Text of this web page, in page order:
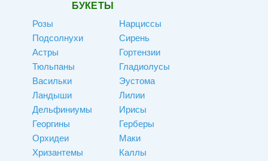
БУКЕТЫ
Розы
Подсолнухи
Астры
Тюльпаны
Васильки
Ландыши
Дельфиниумы
Георгины
Орхидеи
Хризантемы
Нарциссы
Сирень
Гортензии
Гладиолусы
Эустома
Лилии
Ирисы
Герберы
Маки
Каллы